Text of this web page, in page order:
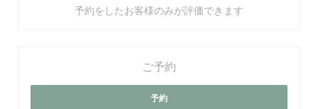
予約をしたお客様のみが評価できます
ご予約
予約